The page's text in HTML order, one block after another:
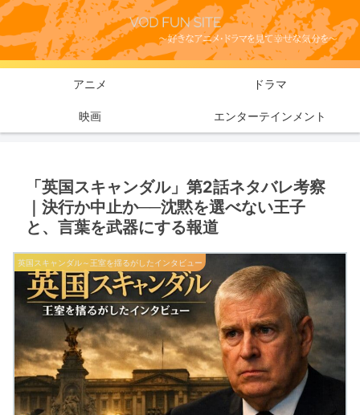
アニメ ドラマ
映画 エンターテインメント
「英国スキャンダル」第2話ネタバレ考察
｜決行か中止か──沈黙を選べない王子
と、言葉を武器にする報道
英国スキャンダル～王室を揺るがしたインタビュー